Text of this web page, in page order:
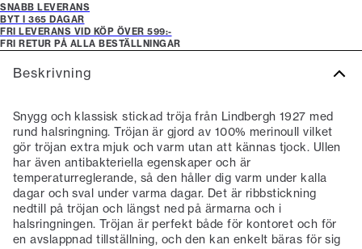
SNABB LEVERANS
BYT I 365 DAGAR
FRI LEVERANS VID KÖP ÖVER 599:-
FRI RETUR PÅ ALLA BESTÄLLNINGAR
Beskrivning
Snygg och klassisk stickad tröja från Lindbergh 1927 med
rund halsringning. Tröjan är gjord av 100% merinoull vilket
gör tröjan extra mjuk och varm utan att kännas tjock. Ullen
har även antibakteriella egenskaper och är
temperaturreglerande, så den håller dig varm under kalla
dagar och sval under varma dagar. Det är ribbstickning
nedtill på tröjan och längst ned på ärmarna och i
halsringningen. Tröjan är perfekt både för kontoret och för
en avslappnad tillställning, och den kan enkelt bäras för sig